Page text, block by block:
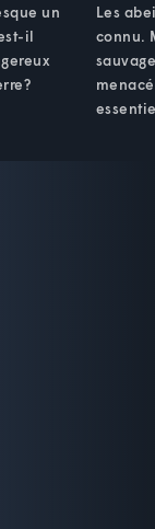
un
il
Les
connu.